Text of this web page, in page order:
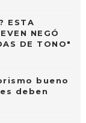
ESTA
NEGÓ
DE TONO"
bueno
deben